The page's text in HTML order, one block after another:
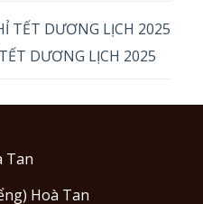
DƯƠNG LỊCH 2025
Tan
Hoà Tan